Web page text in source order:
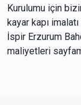
Kurulumu için
kayar kapı
İspir Erzurum
maliyetleri